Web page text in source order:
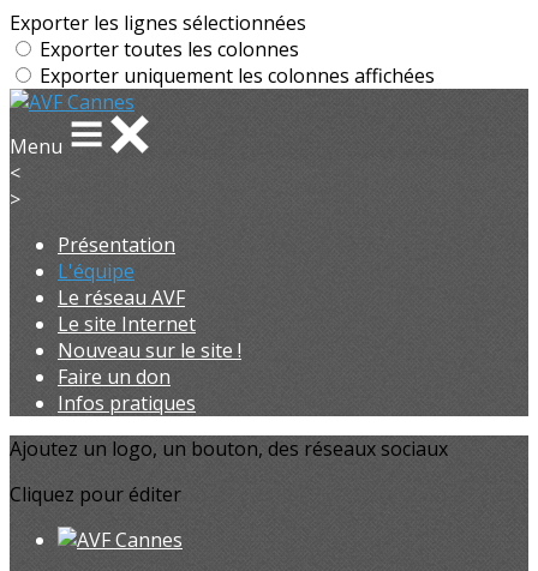
Exporter les lignes sélectionnées
Exporter toutes les colonnes
Exporter uniquement les colonnes affichées
Menu
<
>
Présentation
L'équipe
Le réseau AVF
Le site Internet
Nouveau sur le site !
Faire un don
Infos pratiques
Ajoutez un logo, un bouton, des réseaux sociaux
Cliquez pour éditer